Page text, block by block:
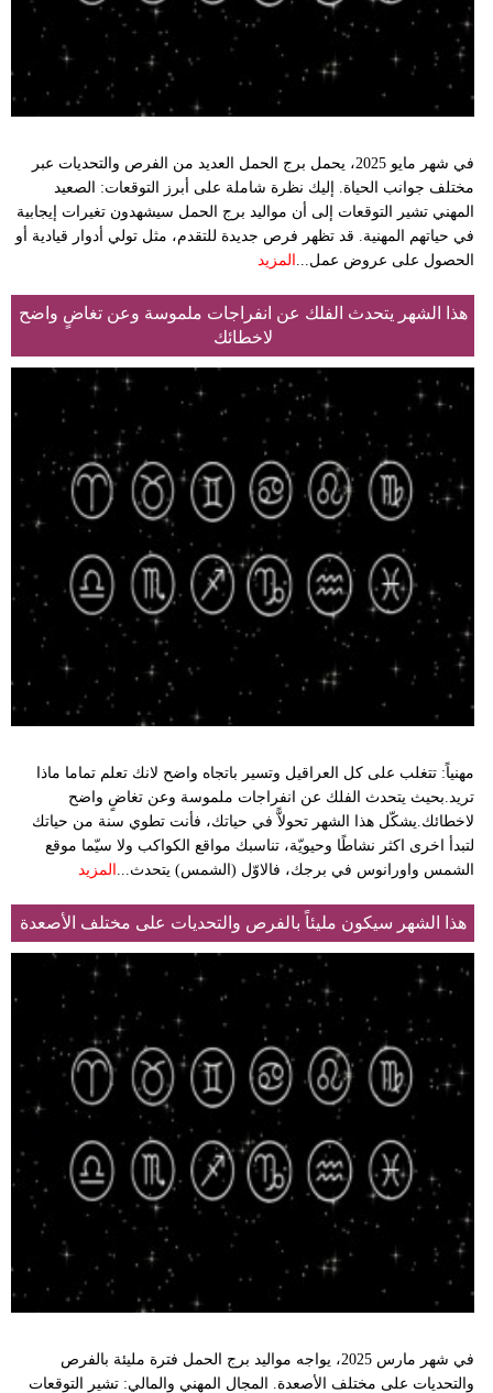
في شهر مايو 2025، يحمل برج الحمل العديد من الفرص والتحديات عبر
مختلف جوانب الحياة. إليك نظرة شاملة على أبرز التوقعات:​ الصعيد
المهني تشير التوقعات إلى أن مواليد برج الحمل سيشهدون تغيرات إيجابية
في حياتهم المهنية. قد تظهر فرص جديدة للتقدم، مثل تولي أدوار قيادية أو
الحصول على عروض عمل...
المزيد
هذا الشهر يتحدث الفلك عن انفراجات ملموسة وعن تغاضٍ واضح
لاخطائك
مهنياً: تتغلب على كل العراقيل وتسير باتجاه واضح لانك تعلم تماما ماذا
تريد.بحيث يتحدث الفلك عن انفراجات ملموسة وعن تغاضٍ واضح
لاخطائك.يشكّل هذا الشهر تحولاًّ في حياتك، فأنت تطوي سنة من حياتك
لتبدأ اخرى اكثر نشاطًا وحيويّة، تناسبك مواقع الكواكب ولا سيّما موقع
الشمس واورانوس في برجك، فالاوّل (الشمس) يتحدث... المزيد
هذا الشهر سيكون مليئاً بالفرص والتحديات على مختلف الأصعدة
في شهر مارس 2025، يواجه مواليد برج الحمل فترة مليئة بالفرص
والتحديات على مختلف الأصعدة. المجال المهني والمالي: تشير التوقعات